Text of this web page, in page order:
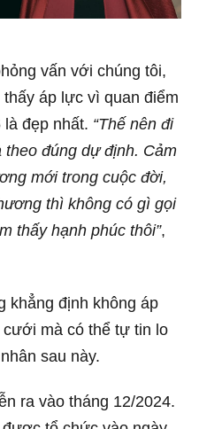
vấn với chúng tôi,
áp lực vì quan điểm
là đẹp nhất. “Thế nên đi
đúng dự định. Cảm
mới trong cuộc đời,
thì không có gì gọi
thấy hạnh phúc thôi”,
khẳng định không áp
mà có thể tự tin lo
sau này.
ra vào tháng 12/2024.